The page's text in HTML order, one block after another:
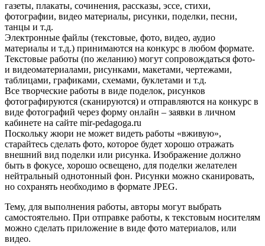
газеты, плакаты, сочинения, рассказы, эссе, стихи,
фотографии, видео материалы, рисунки, поделки, песни,
танцы и т.д.
Электронные файлы (текстовые, фото, видео, аудио
материалы и т.д.) принимаются на конкурс в любом формате.
Текстовые работы (по желанию) могут сопровождаться фото-
и видеоматериалами, рисунками, макетами, чертежами,
таблицами, графиками, схемами, буклетами и т.д.
Все творческие работы в виде поделок, рисунков
фотографируются (сканируются) и отправляются на конкурс в
виде фотографий через форму онлайн – заявки в личном
кабинете на сайте mir-pedagoga.ru
Поскольку жюри не может видеть работы «вживую»,
старайтесь сделать фото, которое будет хорошо отражать
внешний вид поделки или рисунка. Изображение должно
быть в фокусе, хорошо освещено, для поделки желателен
нейтральный однотонный фон. Рисунки можно сканировать,
но сохранять необходимо в формате JPEG.
Тему, для выполнения работы, авторы могут выбрать
самостоятельно. При отправке работы, к текстовым носителям
можно сделать приложение в виде фото материалов, или
видео.